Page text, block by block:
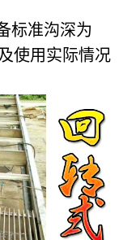
标准沟深为
使用实际情况